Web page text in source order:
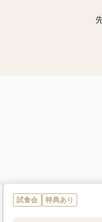
試食会 特典あり